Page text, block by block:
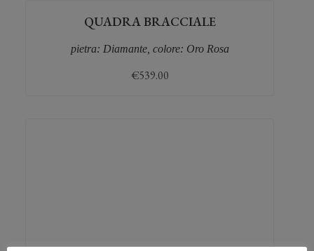
QUADRA BRACCIALE
pietra: Diamante, colore: Oro Rosa
€539.00